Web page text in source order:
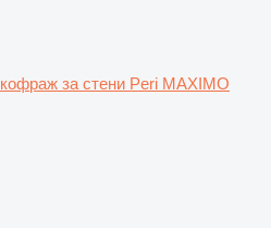
кофраж за стени Peri MAXIMO